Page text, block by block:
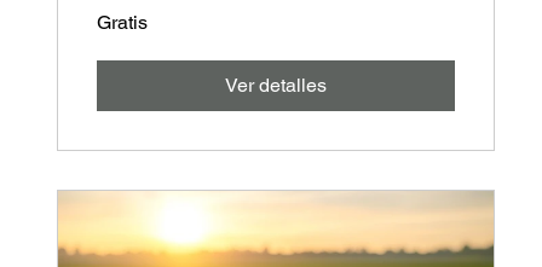
Gratis
Ver detalles